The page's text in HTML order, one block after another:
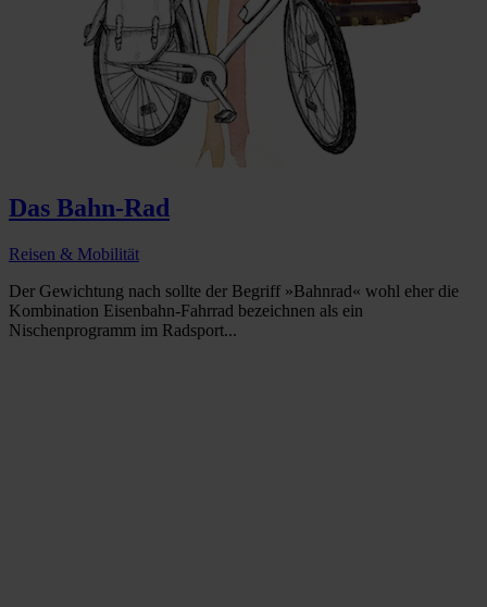
Das Bahn-Rad
Reisen & Mobilität
Der Gewichtung nach sollte der Begriff »Bahnrad« wohl eher die
Kombination Eisenbahn-Fahrrad bezeichnen als ein
Nischenprogramm im Radsport...